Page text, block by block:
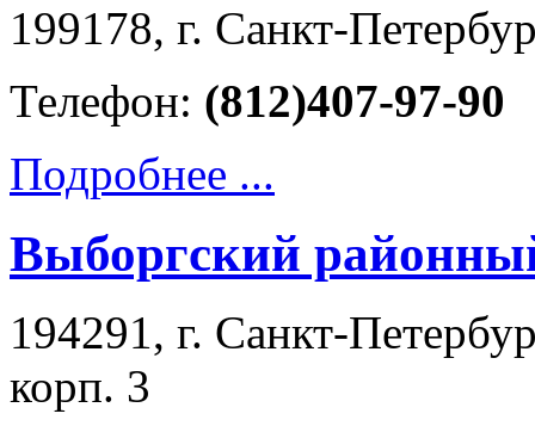
199178, г. Санкт-
Телефон: (812)407-97-90
Подробнее ...
Выборгский
194291, г. Санкт-
корп. 3